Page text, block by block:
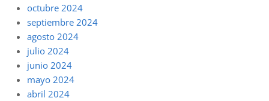
octubre 2024
septiembre 2024
agosto 2024
julio 2024
junio 2024
mayo 2024
abril 2024